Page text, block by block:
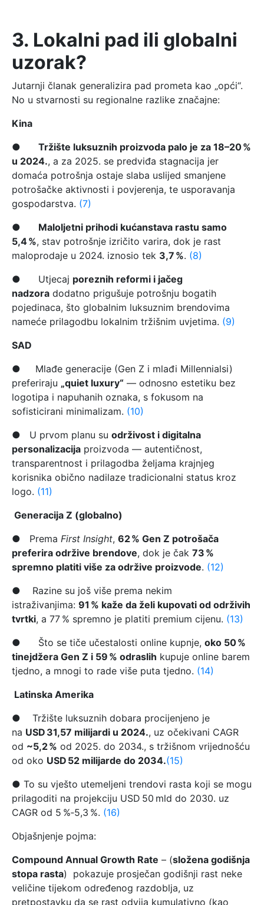
3. Lokalni pad ili globalni
uzorak?
Jutarnji članak generalizira pad prometa kao „opći“.
No u stvarnosti su regionalne razlike značajne:
Kina
● Tržište luksuznih proizvoda palo je za 18–20 %
u 2024., a za 2025. se predviđa stagnacija jer
domaća potrošnja ostaje slaba uslijed smanjene
potrošačke aktivnosti i povjerenja, te usporavanja
gospodarstva. (7)
● Maloljetni prihodi kućanstava rastu samo
5,4 %, stav potrošnje izričito varira, dok je rast
maloprodaje u 2024. iznosio tek 3,7 %. (8)
● Utjecaj poreznih reformi i jačeg
nadzora dodatno prigušuje potrošnju bogatih
pojedinaca, što globalnim luksuznim brendovima
nameće prilagodbu lokalnim tržišnim uvjetima. (9)
SAD
● Mlađe generacije (Gen Z i mlađi Millennialsi)
preferiraju „quiet luxury“ — odnosno estetiku bez
logotipa i napuhanih oznaka, s fokusom na
sofisticirani minimalizam. (10)
● U prvom planu su održivost i digitalna
personalizacija proizvoda — autentičnost,
transparentnost i prilagodba željama krajnjeg
korisnika obično nadilaze tradicionalni status kroz
logo. (11)
Generacija Z (globalno)
● Prema First Insight, 62 % Gen Z potrošača
preferira održive brendove, dok je čak 73 %
spremno platiti više za održive proizvode. (12)
● Razine su još više prema nekim
istraživanjima: 91 % kaže da želi kupovati od održivih
tvrtki, a 77 % spremno je platiti premium cijenu. (13)
● Što se tiče učestalosti online kupnje, oko 50 %
tinejdžera Gen Z i 59 % odraslih kupuje online barem
tjedno, a mnogi to rade više puta tjedno. (14)
Latinska Amerika
● Tržište luksuznih dobara procijenjeno je
na USD 31,57 milijardi u 2024., uz očekivani CAGR
od ~5,2 % od 2025. do 2034., s tržišnom vrijednošću
od oko USD 52 milijarde do 2034.(15)
● To su vješto utemeljeni trendovi rasta koji se mogu
prilagoditi na projekciju USD 50 mld do 2030. uz
CAGR od 5 %‑5,3 %. (16)
Objašnjenje pojma:
Compound Annual Growth Rate – (složena godišnja
stopa rasta) pokazuje prosječan godišnji rast neke
veličine tijekom određenog razdoblja, uz
pretpostavku da se rast odvija kumulativno (kao